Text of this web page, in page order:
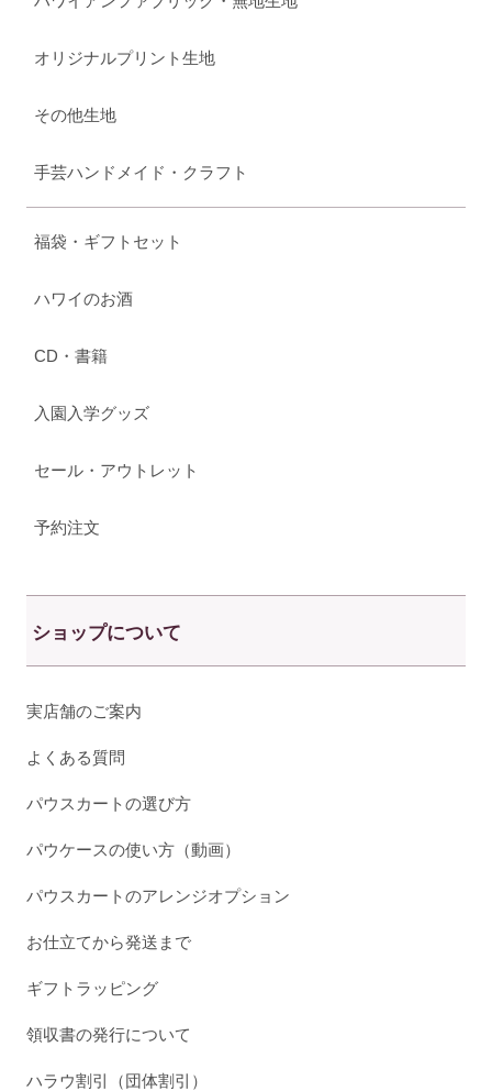
オリジナルプリント生地
その他生地
手芸ハンドメイド・クラフト
福袋・ギフトセット
ハワイのお酒
CD・書籍
入園入学グッズ
セール・アウトレット
予約注文
ショップについて
実店舗のご案内
よくある質問
パウスカートの選び方
パウケースの使い方（動画）
パウスカートのアレンジオプション
お仕立てから発送まで
ギフトラッピング
領収書の発行について
ハラウ割引（団体割引）